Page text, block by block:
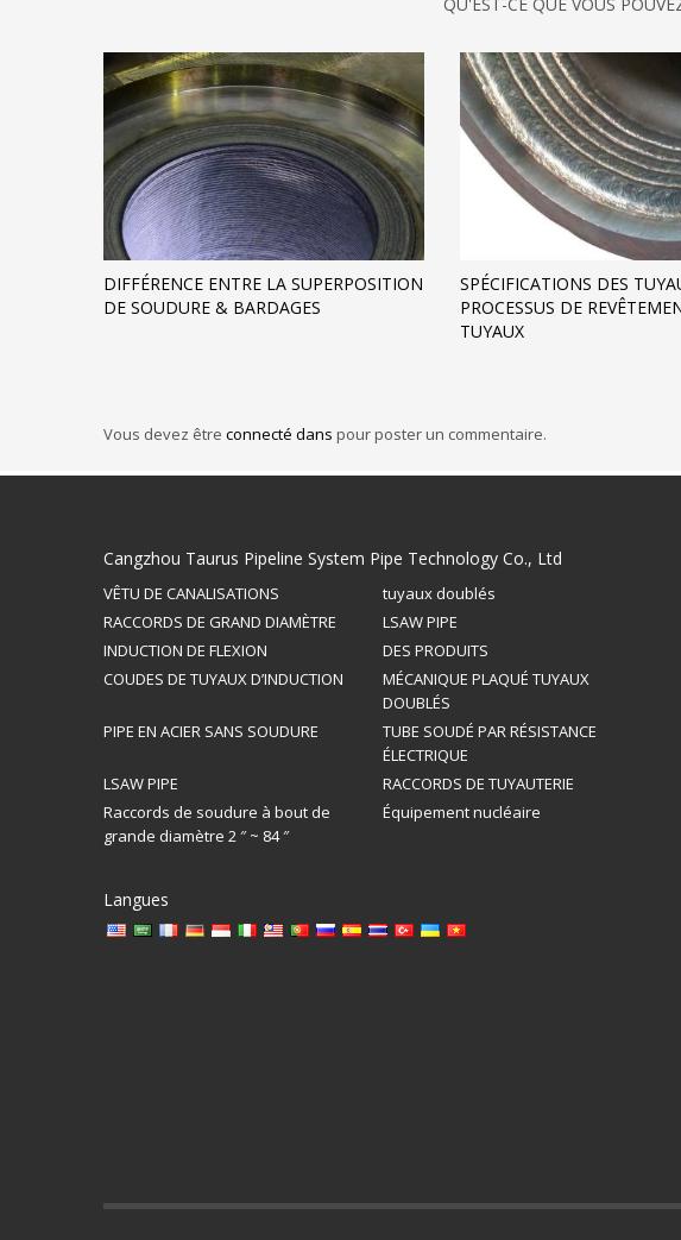
DIFFÉRENCE ENTRE LA SUPERPOSITION
DE SOUDURE & BARDAGES
SPÉCIFICATIONS DES
PROCESSUS DE
TUYAUX
Vous devez être connecté dans pour poster un commentaire.
Cangzhou Taurus Pipeline System Pipe Technology Co., Ltd
VÊTU DE CANALISATIONS
tuyaux doublés
RACCORDS DE GRAND DIAMÈTRE
LSAW PIPE
INDUCTION DE FLEXION
DES PRODUITS
COUDES DE TUYAUX D’INDUCTION
MÉCANIQUE PLAQUÉ TUYAUX
DOUBLÉS
PIPE EN ACIER SANS SOUDURE
TUBE SOUDÉ PAR RÉSISTANCE
ÉLECTRIQUE
LSAW PIPE
RACCORDS DE TUYAUTERIE
Raccords de soudure à bout de
grande diamètre 2 ″ ~ 84 ″
Équipement nucléaire
Langues